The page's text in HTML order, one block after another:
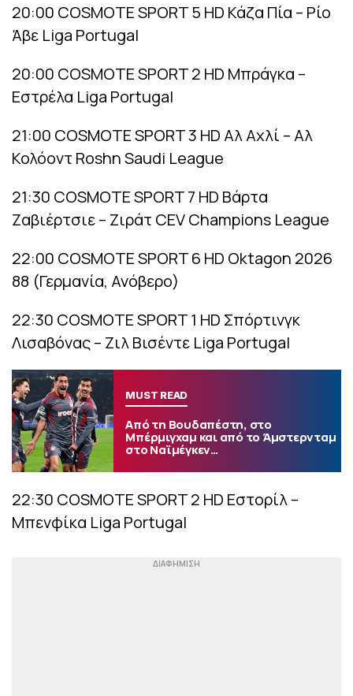
20:00 COSMOTE SPORT 5 HD Κάζα Πία – Ρίο
Άβε Liga Portugal
20:00 COSMOTE SPORT 2 HD Μπράγκα –
Εστρέλα Liga Portugal
21:00 COSMOTE SPORT 3 HD Αλ Αχλί – Αλ
Κολόοντ Roshn Saudi League
21:30 COSMOTE SPORT 7 HD Βάρτα
Ζαβιέρτσιε – Ζιράτ CEV Champions League
22:00 COSMOTE SPORT 6 HD Oktagon 2026
88 (Γερμανία, Ανόβερο)
22:30 COSMOTE SPORT 1 HD Σπόρτινγκ
Λισαβόνας – Ζιλ Βισέντε Liga Portugal
MUST READ
Από τη Βουδαπέστη, στο
Μπέρμιγχαμ και από το Άμστερνταμ
στο Ναϊμέγκεν…
22:30 COSMOTE SPORT 2 HD Εστορίλ –
Μπενφίκα Liga Portugal